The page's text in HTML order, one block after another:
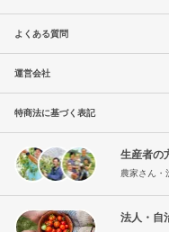
よくある質問
運営会社
特商法に基づく表記
生産者の
農家さん・
法人・自